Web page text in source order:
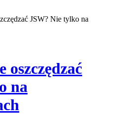
JSW? Nie tylko na
oszczędzać
na